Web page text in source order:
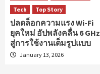
Tech
Top Story
ปลดล็อกความแรง Wi-Fi
ยุคใหม่ อัปพลังคลื่น 6 GHz
สู่การใช้งานเต็มรูปแบบ
January 13, 2026